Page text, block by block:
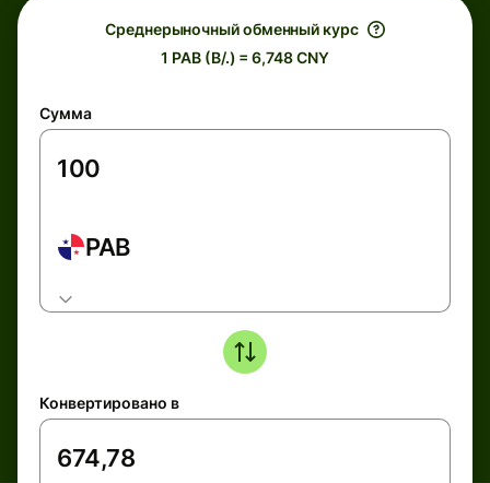
Среднерыночный обменный курс
1 PAB (B/.) = 6,748 CNY
Сумма
PAB
Конвертировано в